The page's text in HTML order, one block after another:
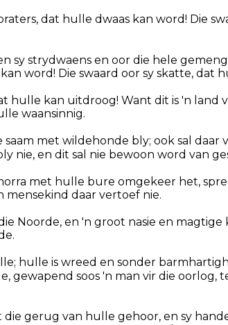
dat hulle dwaas kan word! Die
sy strydwaens en oor die hele
word! Die swaard oor sy skatte, dat
hulle kan uitdroog! Want dit is 'n land
waansinnig.
saam met wildehonde bly; ook sal daar
nie, en dit sal nie bewoon word van
met hulle bure omgekeer het,
mensekind daar vertoef nie.
Noorde, en 'n groot nasie en
hulle is wreed en sonder
gewapend soos 'n man vir die oorlog,
die gerug van hulle gehoor, en sy